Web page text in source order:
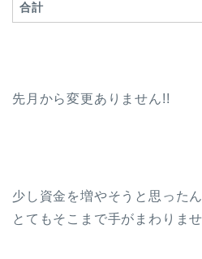
合計
先月から変更ありません!!
少し資金を増やそうと思った
とてもそこまで手がまわりま